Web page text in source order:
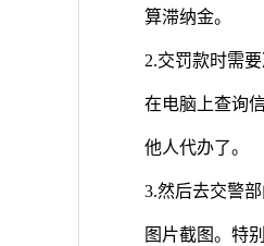
算滞纳金。
2.交罚款时需
在电脑上查询
他人代办了。
3.然后去交警
图片截图。特